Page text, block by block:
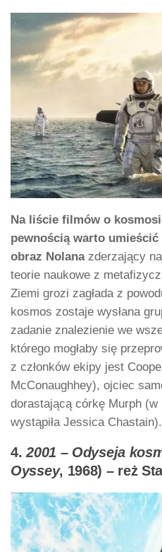
Na liście filmów o
pewnością warto umieścić
obraz Nolanazderzający
teorie naukowe z
Ziemi grozi zagłada z
kosmos zostaje wysłana
zadanie znalezienie we
którego mogłaby się
z członków ekipy jest
McConaughhey), ojciec
dorastającą córkę Murph (w
wystąpiła Jessica Chastain).
4.2001 – Odyseja
Oyssey, 1968) – reż